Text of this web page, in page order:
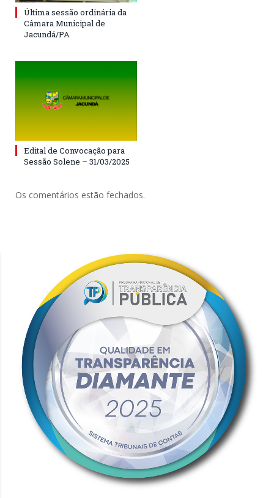
Última sessão ordinária da
Câmara Municipal de
Jacundá/PA
Edital de Convocação para
Sessão Solene – 31/03/2025
Os comentários estão fechados.